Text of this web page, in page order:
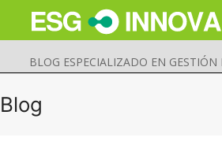
BLOG ESPECIALIZADO EN
Blog